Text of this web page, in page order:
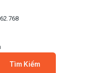
Tìm Kiếm